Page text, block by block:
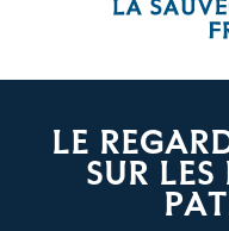
LE
SUR LES